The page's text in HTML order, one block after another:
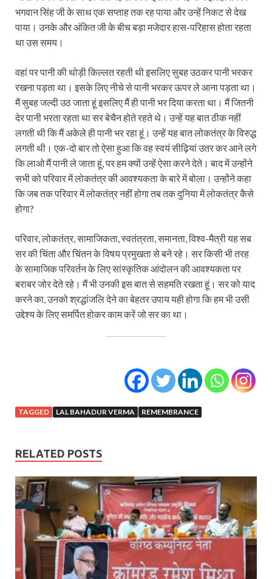
भगवान सिंह जी के साथ एक सप्ताह तक रह पाया और उन्हें निकट से देख
पाया। उनके और अंकित जी के बीच बड़ा मजेदार हास-परिहास होता रहता
था उस समय।
वहां पर पानी की थोड़ी किल्लत रहती थी इसलिए सुबह उठकर पानी भरकर
रखना पड़ता था। इसके लिए नीचे से पानी भरकर ऊपर ले आना पड़ता था।
मैं सुबह जल्दी उठ जाता हूं इसलिए मैं ही पानी भर दिया करता था। मैं जितनी
देर पानी भरता रहता था सर बेचैन होते रहते थे। उन्हें यह बात ठीक नहीं
लगती थी कि मैं अकेले ही पानी भर रहा हूं। उन्हें यह बात लोकतंत्र के विरुद्ध
लगती थी। एक-दो बार तो ऐसा हुआ कि वह स्वयं सीढ़ियां उतर कर आने लगे
कि लाओ मैं पानी ले जाता हूं, पर हम क्यों उन्हें ऐसा करने देते। बाद में उन्होंने
सभी को परिवार में लोकतंत्र की आवश्यकता के बारे में बोला। उन्होंने कहा
कि जब तक परिवार में लोकतंत्र नहीं होगा तब तक दुनिया में लोकतंत्र कैसे
होगा?
परिवार, लोकतंत्र, सामाजिकता, स्वतंत्रता, समानता, विश्व-मैत्री यह सब
सर की चिंता और चिंतन के विषय प्रमुखता से बने रहे। सर किसी भी तरह
के सामाजिक परिवर्तन के लिए सांस्कृतिक आंदोलन की आवश्यकता पर
बराबर जोर देते रहे। मैं भी उनकी इस बात से सहमति रखता हूं। सर को याद
करने का, उनको श्रद्धांजलि देने का बेहतर उपाय यही होगा कि हम भी उसी
उद्देश्य के लिए समर्पित होकर काम करें जो सर का था।
TAGGED LAL BAHADUR VERMA REMEMBRANCE
RELATED POSTS